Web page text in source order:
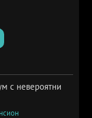
с невероятни